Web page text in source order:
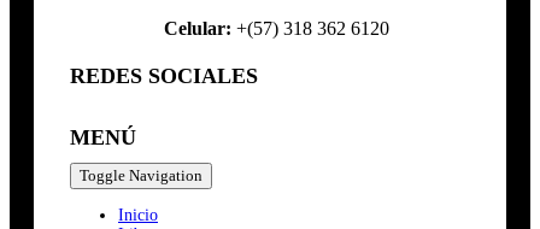
Celular: +(57) 318 362 6120
REDES SOCIALES
MENÚ
Toggle Navigation
Inicio